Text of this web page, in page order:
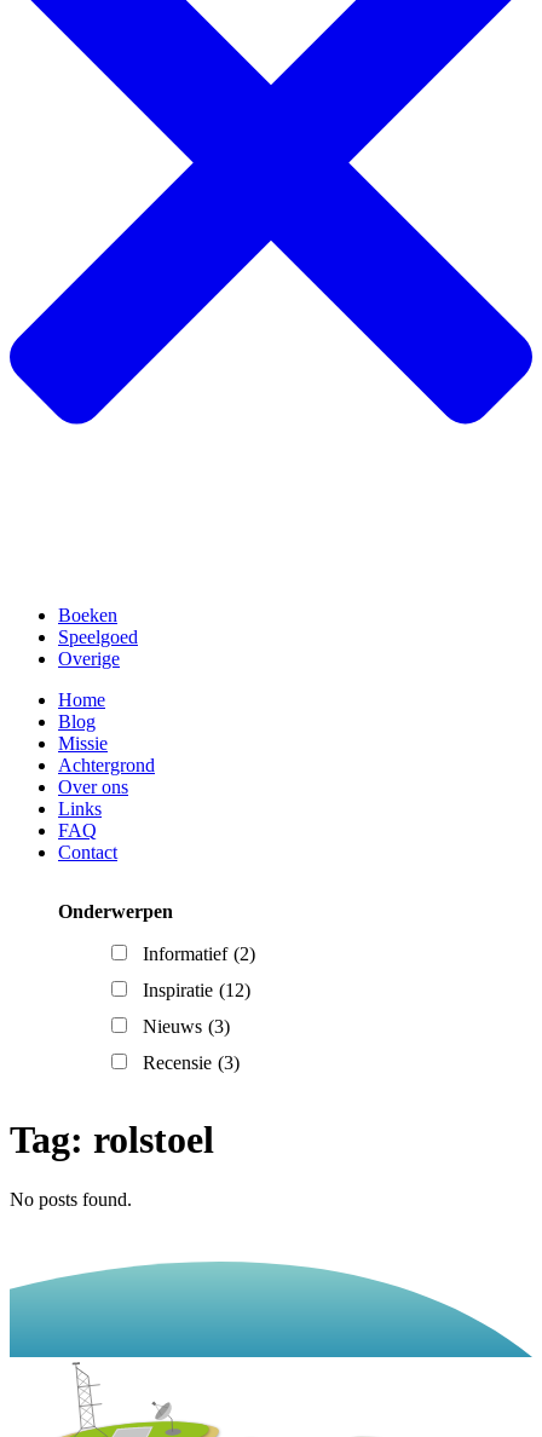
Boeken
Speelgoed
Overige
Home
Blog
Missie
Achtergrond
Over ons
Links
FAQ
Contact
Onderwerpen
Informatief (2)
Inspiratie (12)
Nieuws (3)
Recensie (3)
Tag: rolstoel
No posts found.